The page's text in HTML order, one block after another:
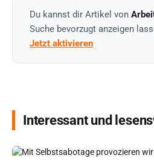
Du kannst dir Artikel von
Suche bevorzugt anzeigen
Jetzt aktivieren
Interessant und